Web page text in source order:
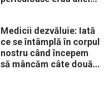
Medicii dezvăluie: Iată
ce se întâmplă în corpul
nostru când începem
să mâncăm câte două